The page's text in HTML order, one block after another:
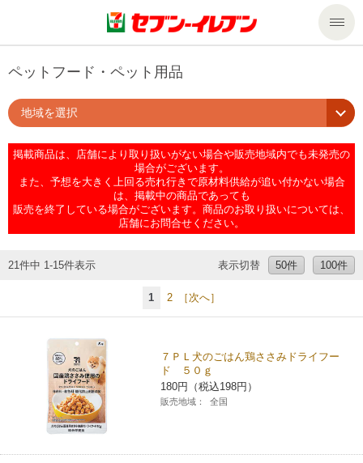
商品のご案内
商品のご案内トップ
今週の新商品
来週の新商品
食の安全・安心への取組み
プリペイドカード・金券
セール・キャンペーン
サービス
サービストップ
マルチコピー機でできること
マルチコピー機でできることトップ
プリント
便利なサービス
切手・はがき・印紙
チケットサービス
セブンチケット
セブン‐イレブンでお受取り
企業情報
ごあいさつ
企業理念
会社概要
サステナビリティトップ
セブン＆アイ・ホールディングスの重点課題
サステナビリティ活動基本方針
加盟店オーナー募集
アルバイト情報 採用情報
ペットフード・ペット用品
地域を選択
掲載商品は、店舗により取り扱いがない場合や販売地域内でも未発売の
場合がございます。
また、予想を大きく上回る売れ行きで原材料供給が追い付かない場合
は、掲載中の商品であっても
販売を終了している場合がございます。商品のお取り扱いについては、
店舗にお問合せください。
21件中 1-15件表示 表示切替 50件 100件
1 2 ［次へ］
７ＰＬ犬のごはん鶏ささみドライフー
ド ５０ｇ
180円（税込198円）
販売地域： 全国